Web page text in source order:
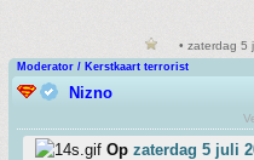
• zaterdag 5
Moderator / Kerstkaart terrorist
Nizno
Op zaterdag 5 juli